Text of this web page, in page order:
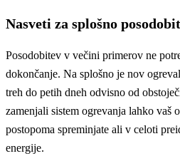
Nasveti za splošno
Posodobitev v večini primerov ne
dokončanje. Na splošno je nov
treh do petih dneh odvisno od
zamenjali sistem ogrevanja lahko vaš
postopoma spreminjate ali v celoti
energije.